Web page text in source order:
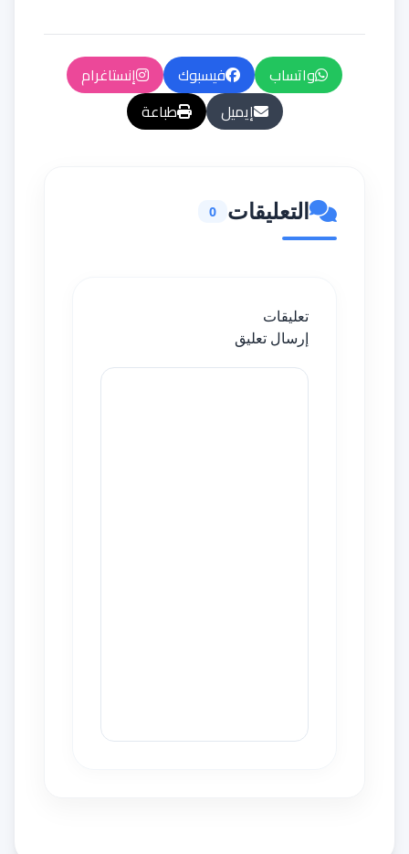
واتساب فيسبوك
إنستاغرام
إيميل
طباعة
التعليقات 0
تعليقات
إرسال تعليق